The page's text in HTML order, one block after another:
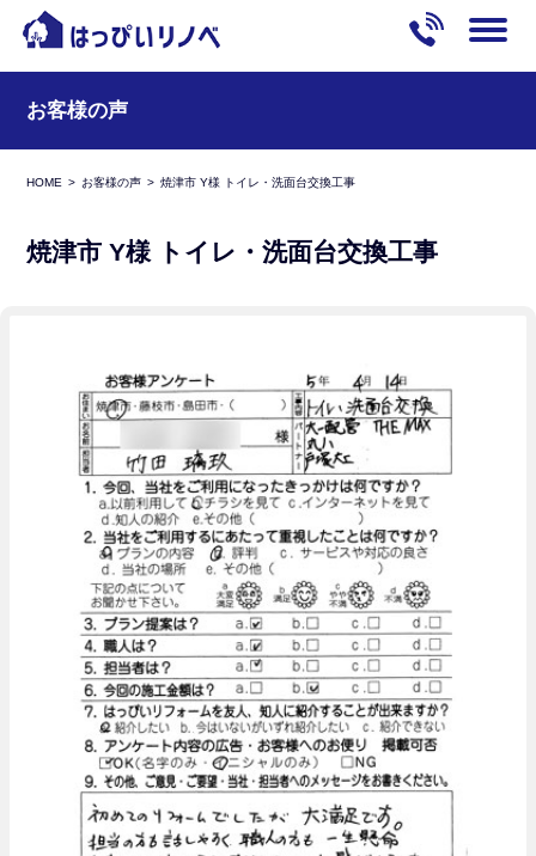
お客様の声
HOME お客様の声 焼津市 Y様 トイレ・洗面台交換工事
焼津市 Y様 トイレ・洗面台交換工事